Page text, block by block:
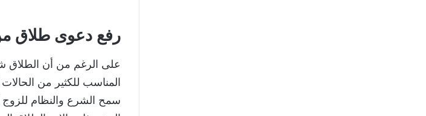
رفع دعوى طلاق
على الرغم من أن الطلاق
المناسب للكثير من الحالات
سمح الشرع والنظام للزوج